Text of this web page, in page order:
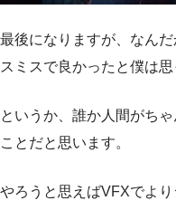
最後になりますが、なん
スミスで良かったと僕は思
というか、 誰か人間がち
ことだと思います。
やろうと思えばVFXでよ